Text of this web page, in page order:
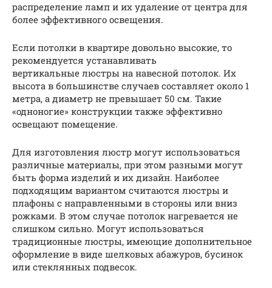
распределение ламп и их удаление от центра для
более эффективного освещения.
Если потолки в квартире довольно высокие, то
рекомендуется устанавливать
вертикальные люстры на навесной потолок. Их
высота в большинстве случаев составляет около 1
метра, а диаметр не превышает 50 см. Такие
«одноногие» конструкции также эффективно
освещают помещение.
Для изготовления люстр могут использоваться
различные материалы, при этом разными могут
быть форма изделий и их дизайн. Наиболее
подходящим вариантом считаются люстры и
плафоны с направленными в стороны или вниз
рожками. В этом случае потолок нагревается не
слишком сильно. Могут использоваться
традиционные люстры, имеющие дополнительное
оформление в виде шелковых абажуров, бусинок
или стеклянных подвесок.